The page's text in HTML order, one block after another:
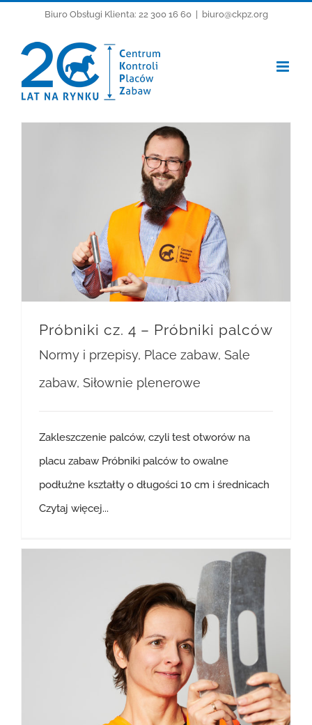
zawartości
Biuro Obsługi Klienta: 22 300 16 60 biuro@ckpz.org
Próbniki cz. 4 – Próbniki palców
Normy i przepisy, Place zabaw, Sale
zabaw, Siłownie plenerowe
Zakleszczenie palców, czyli test otworów na
placu zabaw Próbniki palców to owalne
podłużne kształty o długości 10 cm i średnicach
Czytaj więcej...